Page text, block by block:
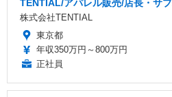
TENTIAL/アパレル販売/店長・サ
株式会社TENTIAL
東京都
年収350万円～800万円
正社員